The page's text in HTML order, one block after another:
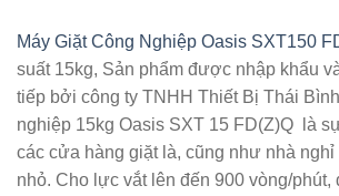
Máy Giặt Công Nghiệp Oasis SXT150
suất 15kg, Sản phẩm được nhập khẩu
tiếp bởi công ty TNHH Thiết Bị Thái
nghiệp 15kg Oasis SXT 15 FD(Z)Q là
các cửa hàng giặt là, cũng như nhà
nhỏ. Cho lực vắt lên đến 900 vòng/phút,